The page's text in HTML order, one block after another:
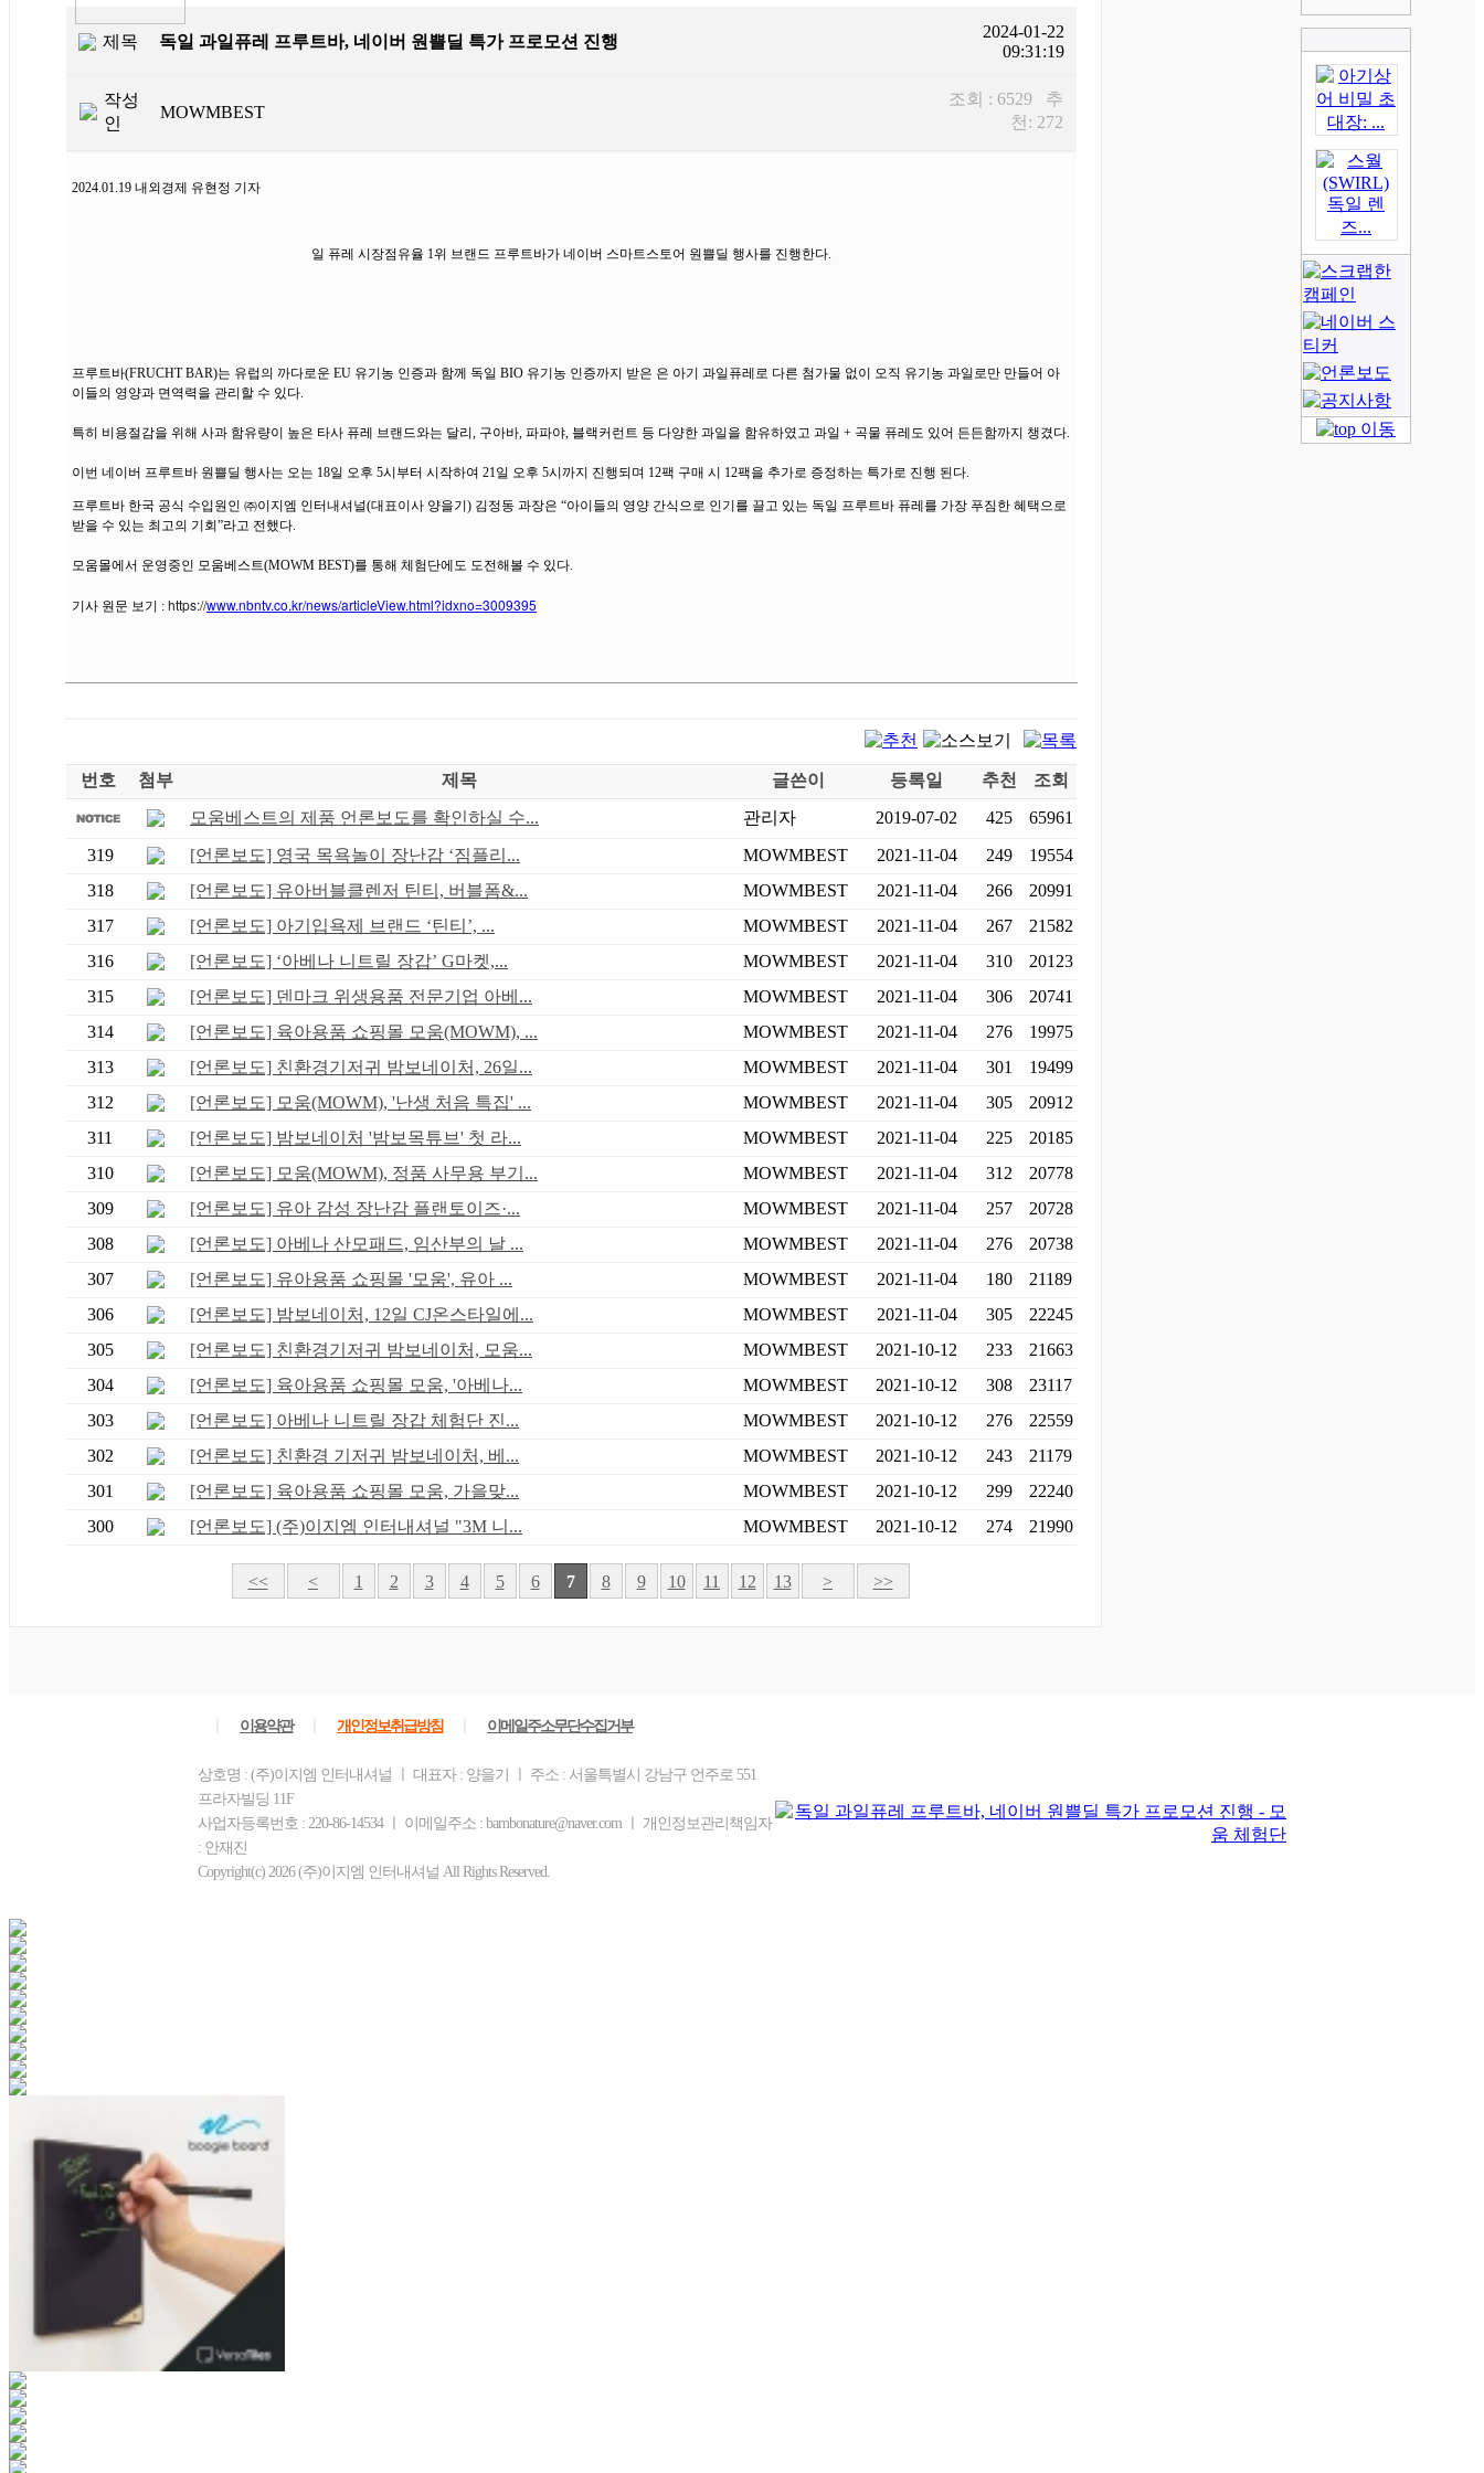
제목 독일 과일퓨레 프루트바, 네이버 원쁠딜 특가 프로모션 진행
2024-01-22
09:31:19
작성
인
MOWMBEST
조회 : 6529 추
천: 272
2024.01.19 내외경제 유현정 기자
일 퓨레 시장점유율 1위 브랜드 프루트바가 네이버 스마트스토어 원쁠딜 행사를 진행한다.
프루트바(FRUCHT BAR)는 유럽의 까다로운 EU 유기농 인증과 함께 독일 BIO 유기농 인증까지 받은 은 아기 과일퓨레로 다른 첨가물 없이 오직 유기농 과일로만 만들어 아
이들의 영양과 면역력을 관리할 수 있다.
특히 비용절감을 위해 사과 함유량이 높은 타사 퓨레 브랜드와는 달리, 구아바, 파파야, 블랙커런트 등 다양한 과일을 함유하였고 과일 + 곡물 퓨레도 있어 든든함까지 챙겼다.
이번 네이버 프루트바 원쁠딜 행사는 오는 18일 오후 5시부터 시작하여 21일 오후 5시까지 진행되며 12팩 구매 시 12팩을 추가로 증정하는 특가로 진행 된다.
프루트바 한국 공식 수입원인 ㈜이지엠 인터내셔널(대표이사 양을기) 김정동 과장은 “아이들의 영양 간식으로 인기를 끌고 있는 독일 프루트바 퓨레를 가장 푸짐한 혜택으로
받을 수 있는 최고의 기회”라고 전했다.
모움몰에서 운영중인 모움베스트(MOWM BEST)를 통해 체험단에도 도전해볼 수 있다.
기사 원문 보기 : https://www.nbntv.co.kr/news/articleView.html?idxno=3009395
번호 첨부 제목 글쓴이 등록일 추천
조회
모움베스트의 제품 언론보도를 확인하실 수...
관리자 2019-07-02 425
65961
319
[언론보도] 영국 목욕놀이 장난감 ‘짐플리... MOWMBEST 2021-11-04 249
19554
318
[언론보도] 유아버블클렌저 틴티, 버블폼&... MOWMBEST 2021-11-04 266
20991
317
[언론보도] 아기입욕제 브랜드 ‘틴티’, ... MOWMBEST 2021-11-04 267
21582
316
[언론보도] ‘아베나 니트릴 장갑’ G마켓,... MOWMBEST 2021-11-04 310
20123
315
[언론보도] 덴마크 위생용품 전문기업 아베... MOWMBEST 2021-11-04 306
20741
314
[언론보도] 육아용품 쇼핑몰 모움(MOWM), ... MOWMBEST 2021-11-04 276
19975
313
[언론보도] 친환경기저귀 밤보네이처, 26일... MOWMBEST 2021-11-04 301
19499
312
[언론보도] 모움(MOWM), '난생 처음 특집' ... MOWMBEST 2021-11-04 305
20912
311
[언론보도] 밤보네이처 '밤보목튜브' 첫 라... MOWMBEST 2021-11-04 225
20185
310
[언론보도] 모움(MOWM), 정품 사무용 부기... MOWMBEST 2021-11-04 312
20778
309
[언론보도] 유아 감성 장난감 플랜토이즈·... MOWMBEST 2021-11-04 257
20728
308
[언론보도] 아베나 산모패드, 임산부의 날 ... MOWMBEST 2021-11-04 276
20738
307
[언론보도] 유아용품 쇼핑몰 '모움', 유아 ... MOWMBEST 2021-11-04 180
21189
306
[언론보도] 밤보네이처, 12일 CJ온스타일에... MOWMBEST 2021-11-04 305
22245
305
[언론보도] 친환경기저귀 밤보네이처, 모움... MOWMBEST 2021-10-12 233
21663
304
[언론보도] 육아용품 쇼핑몰 모움, '아베나... MOWMBEST 2021-10-12 308
23117
303
[언론보도] 아베나 니트릴 장갑 체험단 진... MOWMBEST 2021-10-12 276
22559
302
[언론보도] 친환경 기저귀 밤보네이처, 베... MOWMBEST 2021-10-12 243
21179
301
[언론보도] 육아용품 쇼핑몰 모움, 가을맞... MOWMBEST 2021-10-12 299
22240
300
[언론보도] (주)이지엠 인터내셔널 "3M 니... MOWMBEST 2021-10-12 274 21990
<< < 1 2 3 4 5 6 7 8 9 10 11 12 13 > >>
이용약관 개인정보취급방침 이메일주소무단수집거부
상호명 : (주)이지엠 인터내셔널 ㅣ 대표자 : 양을기 ㅣ 주소 : 서울특별시 강남구 언주로 551
프라자빌딩 11F
사업자등록번호 : 220-86-14534 ㅣ 이메일주소 : bambonature@naver.com ㅣ 개인정보관리책임자
: 안재진
Copyright(c) 2026 (주)이지엠 인터내셔널 All Rights Reserved.